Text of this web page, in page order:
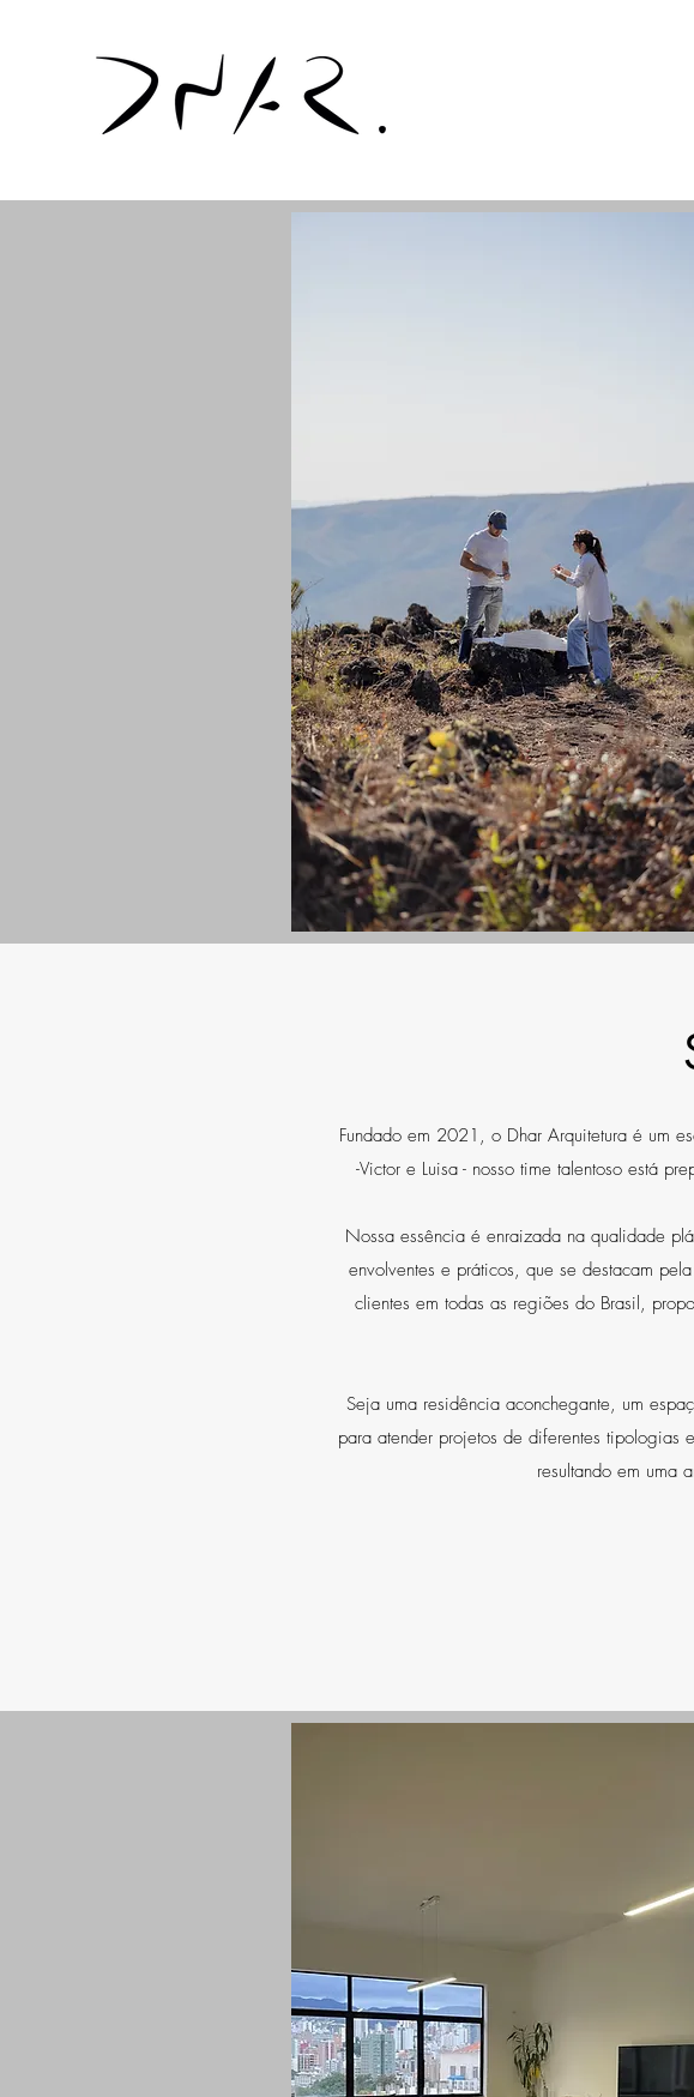
Fundado em 2021, o Dhar Arquitetura é um
-Victor e Luisa - nosso time talentoso está
Nossa essência é enraizada na qualidade
envolventes e práticos, que se destacam
clientes em todas as regiões do Brasil,
Seja uma residência aconchegante, um
para atender projetos de diferentes
resultando em uma